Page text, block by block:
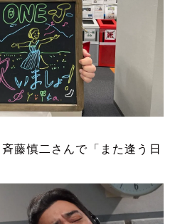
藤慎二さんで「また逢う日